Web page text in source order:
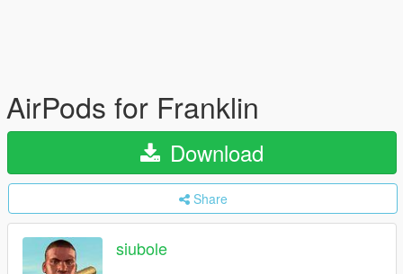
AirPods for Franklin
Download
Share
siubole